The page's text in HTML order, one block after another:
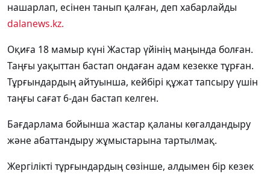
нашарлап, есінен танып қалған, деп хабарлайды
dalanews.kz.
Оқиға 18 мамыр күні Жастар үйінің маңында болған.
Таңғы уақыттан бастап ондаған адам кезекке тұрған.
Тұрғындардың айтуынша, кейбірі құжат тапсыру үшін
таңғы сағат 6-дан бастап келген.
Бағдарлама бойынша жастар қаланы көгалдандыру
және абаттандыру жұмыстарына тартылмақ.
Жергілікті тұрғындардың сөзінше, алдымен бір кезек